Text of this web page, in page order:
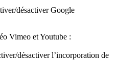
désactiver Google
Vimeo et Youtube :
désactiver l’incorporation de